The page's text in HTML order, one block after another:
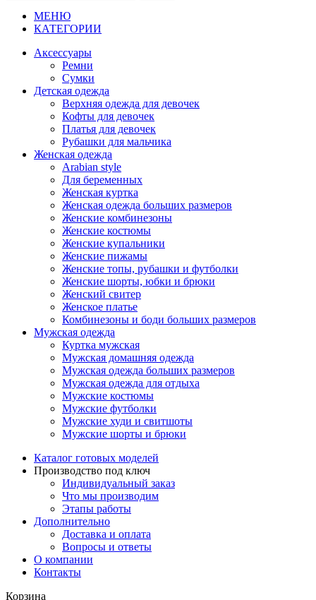
МЕНЮ
КАТЕГОРИИ
Аксессуары
Ремни
Сумки
Детская одежда
Верхняя одежда для девочек
Кофты для девочек
Платья для девочек
Рубашки для мальчика
Женская одежда
Arabian style
Для беременных
Женская куртка
Женская одежда больших размеров
Женские комбинезоны
Женские костюмы
Женские купальники
Женские пижамы
Женские топы, рубашки и футболки
Женские шорты, юбки и брюки
Женский свитер
Женское платье
Комбинезоны и боди больших размеров
Мужская одежда
Куртка мужская
Мужская домашняя одежда
Мужская одежда больших размеров
Мужская одежда для отдыха
Мужские костюмы
Мужские футболки
Мужские худи и свитшоты
Мужские шорты и брюки
Каталог готовых моделей
Производство под ключ
Индивидуальный заказ
Что мы производим
Этапы работы
Дополнительно
Доставка и оплата
Вопросы и ответы
О компании
Контакты
Корзина